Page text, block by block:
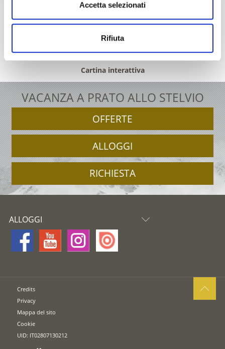
Accetta selezionati
Rifiuta
+39 0473 61 60 34 office@prad.info
Cartina interattiva
VACANZA A PRATO ALLO STELVIO
OFFERTE
ALLOGGI
RICHIESTA
ALLOGGI
Credits
Privacy
Mappa del sito
Cookie
UID: IT02807130212